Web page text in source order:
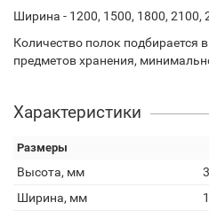
Ширина - 1200, 1500, 1800, 2100,
Количество полок подбирается
предметов хранения,
Характеристики
Размеры
Высота, мм
Ширина, мм